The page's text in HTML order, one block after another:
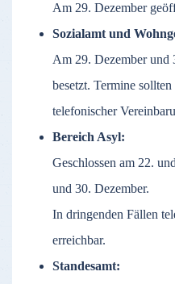
Am 29. Dezember
Sozialamt und
Am 29. Dezember und
besetzt. Termine
telefonischer
Bereich Asyl:
Geschlossen am 22.
und 30. Dezember.
In dringenden Fällen
erreichbar.
Standesamt: